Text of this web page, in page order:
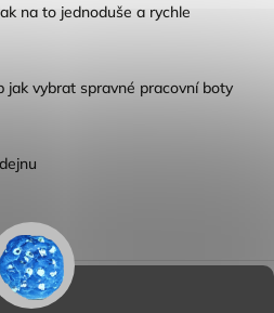
na to jednoduše a rychle
jak vybrat spravné pracovní boty